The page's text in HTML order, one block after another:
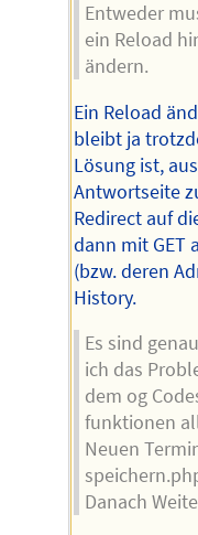
Entweder
ein Reload
ändern.
Ein Reload
bleibt ja
Lösung ist,
Antwortseite
Redirect auf
dann mit GET
(bzw. deren
History.
Es sind
ich das
dem og
funktionen
Neuen
Danach